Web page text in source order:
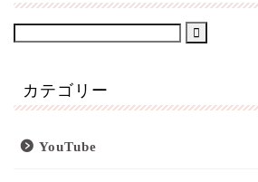
カテゴリー
YouTube